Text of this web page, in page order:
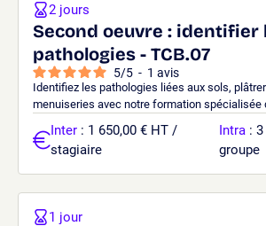
Second oeuvre : identifier
pathologies - TCB.07
5/5 - 1 avis
Identifiez les pathologies liées aux sols,
menuiseries avec notre formation spécialisée
2 jours
Inter : 1 650,00 € HT /
stagiaire
Intra :
groupe
1 jour